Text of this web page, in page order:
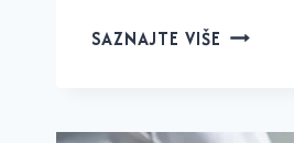
SAZNAJTE VIŠE 5
JE